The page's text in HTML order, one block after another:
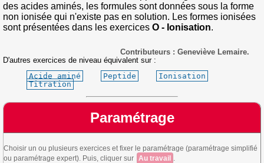
des acides aminés, les formules sont données sous la forme
non ionisée qui n'existe pas en solution. Les formes ionisées
sont présentées dans les exercices O - Ionisation.
Contributeurs : Geneviève Lemaire.
D'autres exercices de niveau équivalent sur :
Acide aminé
Peptide
Ionisation
Titration
Paramétrage
Choisir un ou plusieurs exercices et fixer le paramétrage (paramétrage simplifié
ou paramétrage expert). Puis, cliquer sur
Au travail